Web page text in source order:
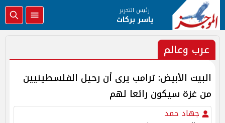
رئيس التحرير
ياسر بركات
عرب وعالم
البيت الأبيض: ترامب يرى أن رحيل الفلسطينيين
من غزة سيكون رائعا لهم
جهاد حمد